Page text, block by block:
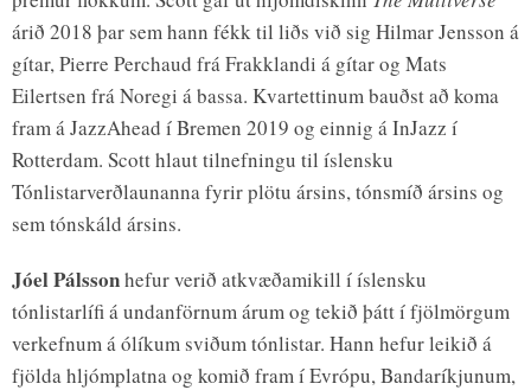
árið 2018 þar sem hann fékk til liðs við sig Hilmar Jensson á
gítar, Pierre Perchaud frá Frakklandi á gítar og Mats
Eilertsen frá Noregi á bassa. Kvartettinum bauðst að koma
fram á JazzAhead í Bremen 2019 og einnig á InJazz í
Rotterdam. Scott hlaut tilnefningu til íslensku
Tónlistarverðlaunanna fyrir plötu ársins, tónsmíð ársins og
sem tónskáld ársins.
Jóel Pálssonhefur verið atkvæðamikill í íslensku
tónlistarlífi á undanförnum árum og tekið þátt í fjölmörgum
verkefnum á ólíkum sviðum tónlistar. Hann hefur leikið á
fjölda hljómplatna og komið fram í Evrópu, Bandaríkjunum,